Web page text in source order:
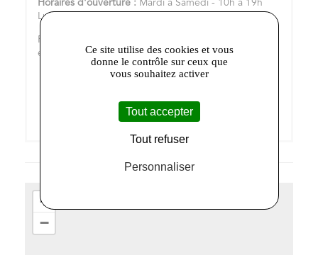
Horaires d'ouverture : Mardi à Samedi - 10h à 19h
Lundi et Dimanche - Fermé
Retrouvez-nous sur notre
et sur
Instagram
+
−
Ce site utilise des cookies et vous
donne le contrôle sur ceux que
vous souhaitez activer
Tout accepter
Tout refuser
Personnaliser